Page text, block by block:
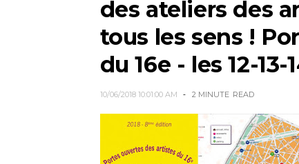
des ateliers des
tous les sens !
du 16e - les 12-
10/06/2018 10:01:00 AM 2 MINUTE READ